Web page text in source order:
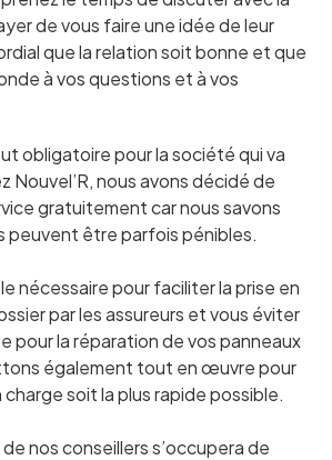
de vous faire une idée de leur
que la relation soit bonne et que
à vos questions et à vos
obligatoire pour la société qui va
Nouvel’R, nous avons décidé de
gratuitement car nous savons
peuvent être parfois pénibles.
nécessaire pour faciliter la prise en
par les assureurs et vous éviter
pour la réparation de vos panneaux
également tout en œuvre pour
soit la plus rapide possible.
de nos conseillers s’occupera de